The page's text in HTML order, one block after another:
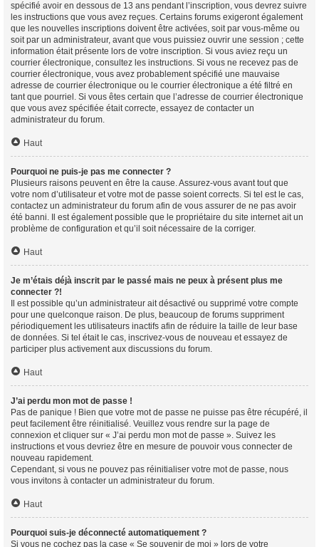
spécifié avoir en dessous de 13 ans pendant l’inscription, vous devrez suivre
les instructions que vous avez reçues. Certains forums exigeront également
que les nouvelles inscriptions doivent être activées, soit par vous-même ou
soit par un administrateur, avant que vous puissiez ouvrir une session ; cette
information était présente lors de votre inscription. Si vous aviez reçu un
courrier électronique, consultez les instructions. Si vous ne recevez pas de
courrier électronique, vous avez probablement spécifié une mauvaise
adresse de courrier électronique ou le courrier électronique a été filtré en
tant que pourriel. Si vous êtes certain que l’adresse de courrier électronique
que vous avez spécifiée était correcte, essayez de contacter un
administrateur du forum.
Haut
Pourquoi ne puis-je pas me connecter ?
Plusieurs raisons peuvent en être la cause. Assurez-vous avant tout que
votre nom d’utilisateur et votre mot de passe soient corrects. Si tel est le cas,
contactez un administrateur du forum afin de vous assurer de ne pas avoir
été banni. Il est également possible que le propriétaire du site internet ait un
problème de configuration et qu’il soit nécessaire de la corriger.
Haut
Je m’étais déjà inscrit par le passé mais ne peux à présent plus me
connecter ?!
Il est possible qu’un administrateur ait désactivé ou supprimé votre compte
pour une quelconque raison. De plus, beaucoup de forums suppriment
périodiquement les utilisateurs inactifs afin de réduire la taille de leur base
de données. Si tel était le cas, inscrivez-vous de nouveau et essayez de
participer plus activement aux discussions du forum.
Haut
J’ai perdu mon mot de passe !
Pas de panique ! Bien que votre mot de passe ne puisse pas être récupéré, il
peut facilement être réinitialisé. Veuillez vous rendre sur la page de
connexion et cliquer sur « J’ai perdu mon mot de passe ». Suivez les
instructions et vous devriez être en mesure de pouvoir vous connecter de
nouveau rapidement.
Cependant, si vous ne pouvez pas réinitialiser votre mot de passe, nous
vous invitons à contacter un administrateur du forum.
Haut
Pourquoi suis-je déconnecté automatiquement ?
Si vous ne cochez pas la case « Se souvenir de moi » lors de votre